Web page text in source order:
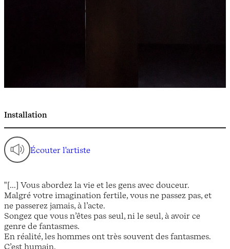
Installation
Écouter l'artiste
"[...] Vous abordez la vie et les gens avec douceur.
Malgré votre imagination fertile, vous ne passez pas, et
ne passerez jamais, à l’acte.
Songez que vous n’êtes pas seul, ni le seul, à avoir ce
genre de fantasmes.
En réalité, les hommes ont très souvent des fantasmes.
C’est humain.